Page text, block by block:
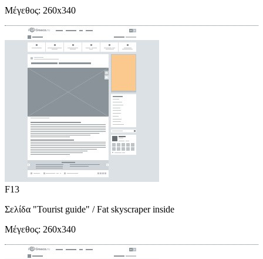
Μέγεθος: 260x340
F13
Σελίδα "Tourist guide" / Fat skyscraper inside
Μέγεθος: 260x340